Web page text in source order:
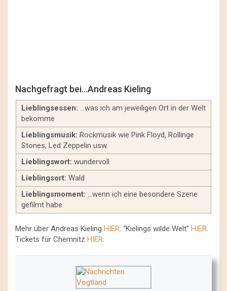
Nachgefragt bei…Andreas Kieling
Lieblingsessen: …was ich am jeweiligen Ort in der Welt
bekomme
Lieblingsmusik: Rockmusik wie Pink Floyd, Rollinge
Stones, Led Zeppelin usw.
Lieblingswort: wundervoll
Lieblingsort: Wald
Lieblingsmoment: …wenn ich eine besondere Szene
gefilmt habe
Mehr über Andreas Kieling HIER. “Kielings wilde Welt” HIER.
Tickets für Chemnitz HIER.